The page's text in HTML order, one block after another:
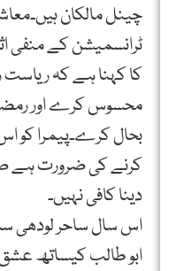
چینل مالکان
ٹرانسمیشن کے منفی
کا کہنا ہے کہ
محسوس کرے اور
بحال کرے۔پیمرا کو
کرنے کی ضرورت ہے
دینا کافی نہیں۔
اس سال ساحر لودھی
ابو طالب کیساتھ